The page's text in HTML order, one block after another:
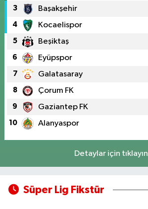
3 Başakşehir
4 Kocaelispor
5 Beşiktaş
6 Eyüpspor
7 Galatasaray
8 Çorum FK
9 Gaziantep FK
10 Alanyaspor
Detaylar için tıklayın
Süper Lig Fikstür